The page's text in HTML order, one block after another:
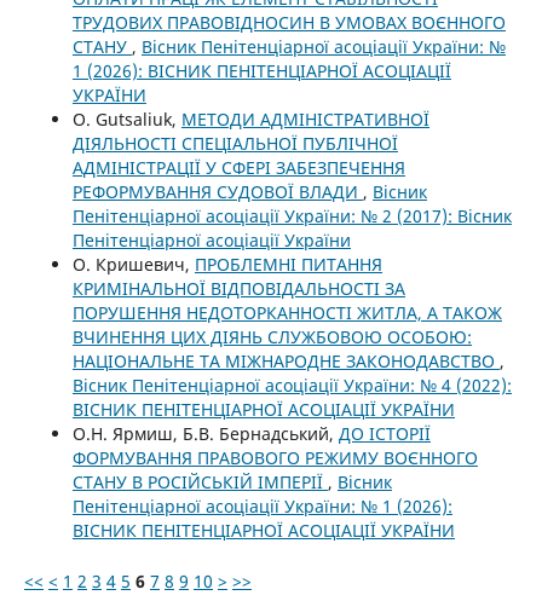
ТРУДОВИХ ПРАВОВІДНОСИН В УМОВАХ ВОЄННОГО
СТАНУ , Вісник Пенітенціарної асоціації України: №
1 (2026): ВІСНИК ПЕНІТЕНЦІАРНОЇ АСОЦІАЦІЇ
УКРАЇНИ
O. Gutsaliuk, МЕТОДИ АДМІНІСТРАТИВНОЇ
ДІЯЛЬНОСТІ СПЕЦІАЛЬНОЇ ПУБЛІЧНОЇ
АДМІНІСТРАЦІЇ У СФЕРІ ЗАБЕЗПЕЧЕННЯ
РЕФОРМУВАННЯ СУДОВОЇ ВЛАДИ , Вісник
Пенітенціарної асоціації України: № 2 (2017): Вісник
Пенітенціарної асоціації України
О. Кришевич, ПРОБЛЕМНІ ПИТАННЯ
КРИМІНАЛЬНОЇ ВІДПОВІДАЛЬНОСТІ ЗА
ПОРУШЕННЯ НЕДОТОРКАННОСТІ ЖИТЛА, А ТАКОЖ
ВЧИНЕННЯ ЦИХ ДІЯНЬ СЛУЖБОВОЮ ОСОБОЮ:
НАЦІОНАЛЬНЕ ТА МІЖНАРОДНЕ ЗАКОНОДАВСТВО ,
Вісник Пенітенціарної асоціації України: № 4 (2022):
ВІСНИК ПЕНІТЕНЦІАРНОЇ АСОЦІАЦІЇ УКРАЇНИ
О.Н. Ярмиш, Б.В. Бернадський, ДО ІСТОРІЇ
ФОРМУВАННЯ ПРАВОВОГО РЕЖИМУ ВОЄННОГО
СТАНУ В РОСІЙСЬКІЙ ІМПЕРІЇ , Вісник
Пенітенціарної асоціації України: № 1 (2026):
ВІСНИК ПЕНІТЕНЦІАРНОЇ АСОЦІАЦІЇ УКРАЇНИ
<< < 1 2 3 4 5 6 7 8 9 10 > >>